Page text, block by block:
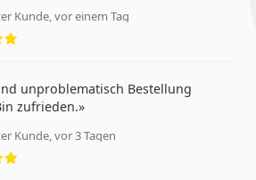
Kunde, vor einem Tag
Bewertung 5 aus 5
unproblematisch Bestellung
zufrieden.
Kunde, vor 3 Tagen
Bewertung 5 aus 5